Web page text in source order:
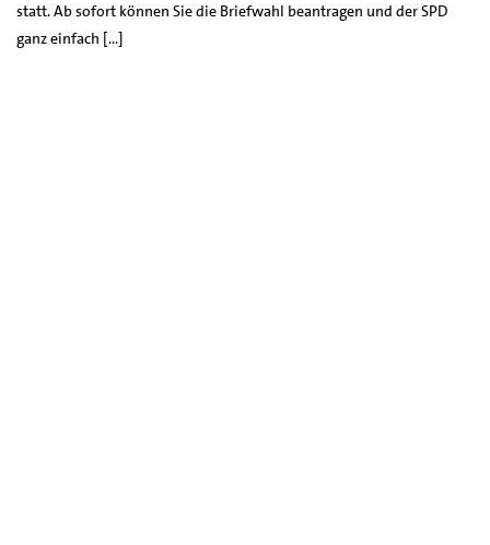
statt. Ab sofort können Sie die Briefwahl beantragen und der SPD
ganz einfach […]